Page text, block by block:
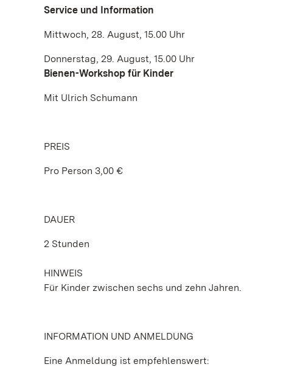
Service und Information
Mittwoch, 28. August, 15.00 Uhr
Donnerstag, 29. August, 15.00 Uhr
Bienen-Workshop für Kinder
Mit Ulrich Schumann
PREIS
Pro Person 3,00 €
DAUER
2 Stunden
HINWEIS
Für Kinder zwischen sechs und zehn Jahren.
INFORMATION UND ANMELDUNG
Eine Anmeldung ist empfehlenswert: